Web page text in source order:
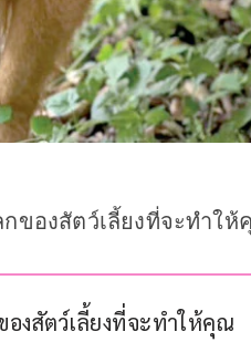
ของสัตว์เลี้ยงที่จะทำ
งสัตว์เลี้ยงที่จะทำให้คุณ